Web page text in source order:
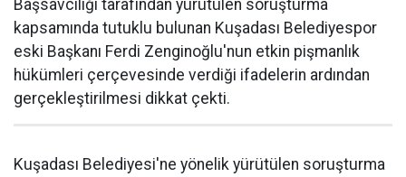
Başsavcılığı tarafından yürütülen soruşturma
kapsamında tutuklu bulunan Kuşadası Belediyespor
eski Başkanı Ferdi Zenginoğlu'nun etkin pişmanlık
hükümleri çerçevesinde verdiği ifadelerin ardından
gerçekleştirilmesi dikkat çekti.
Kuşadası Belediyesi'ne yönelik yürütülen soruşturma